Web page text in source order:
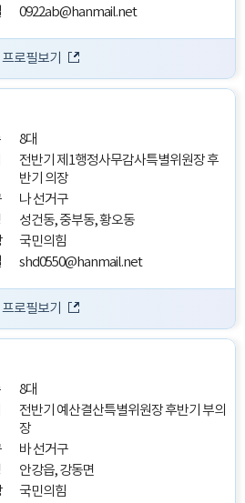
0922ab@hanmail.net
프로필보기
8대
전반기 제1행정사무감사특별위원장후
반기 의장
나 선거구
성건동, 중부동, 황오동
국민의힘
shd0550@hanmail.net
프로필보기
8대
전반기 예산결산특별위원장후반기 부의
장
바 선거구
안강읍, 강동면
국민의힘